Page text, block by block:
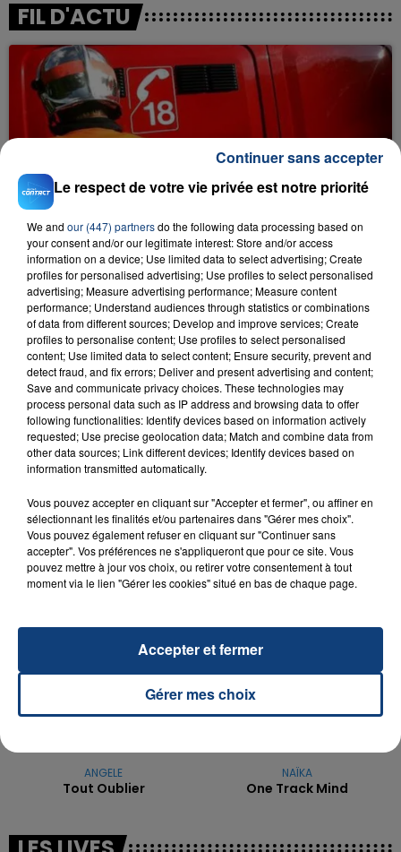
FIL D'ACTU
23 juillet 2026
INCENDIE MORTEL À LENS : UNE FEMME ET
SON BÉBÉ ENTRE LA VIE ET LA...
Un homme s'est immolé par le feu après avoir
aspergé sa compagne et leur bébé de trois mois
d'un liquide inflammable.
20 juillet 2026
UNE ADOLESCENTE DEVANT SE FAIRE
OPÉRER DE LA CHEVILLE RESSORT DE LA...
La famille a porté plainte contre la clinique qui a
reconnu sa responsabilité et présenté ses
excuses.
TITRES DIFFUSÉS
14h56
14h56
ANGELE
Tout Oublier
14h53
14h53
NAÏKA
One Track Mind
Le respect de votre vie privée est notre priorité
We and our (447) partnersdo the following data processing based on
your consent and/or our legitimate interest: Store and/or access
information on a device; Use limited data to select advertising; Create
profiles for personalised advertising; Use profiles to select personalised
advertising; Measure advertising performance; Measure content
performance; Understand audiences through statistics or combinations
of data from different sources; Develop and improve services; Create
profiles to personalise content; Use profiles to select personalised
content; Use limited data to select content; Ensure security, prevent and
detect fraud, and fix errors; Deliver and present advertising and content;
Save and communicate privacy choices. These technologies may
process personal data such as IP address and browsing data to offer
following functionalities: Identify devices based on information actively
requested; Use precise geolocation data; Match and combine data from
other data sources; Link different devices; Identify devices based on
information transmitted automatically.
Vous pouvez accepter en cliquant sur "Accepter et fermer", ou affiner en
sélectionnant les finalités et/ou partenaires dans "Gérer mes choix".
Vous pouvez également refuser en cliquant sur "Continuer sans
accepter". Vos préférences ne s'appliqueront que pour ce site. Vous
pouvez mettre à jour vos choix, ou retirer votre consentement à tout
moment via le lien "Gérer les cookies" situé en bas de chaque page.
Gérer mes choix
Accepter et fermer
Continuer sans accepter